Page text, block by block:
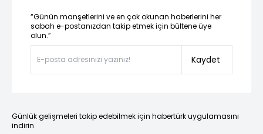
“Günün manşetlerini ve en çok okunan haberlerini her
sabah e-postanızdan takip etmek için bültene üye
olun.”
Kaydet
Günlük gelişmeleri takip edebilmek için habertürk uygulamasını
indirin